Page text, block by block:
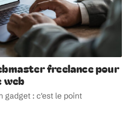
freelance pour
web
gadget : c'est le point